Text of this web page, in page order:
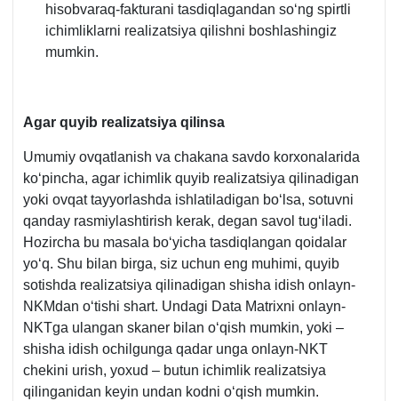
hisobvaraq-fakturani tasdiqlagandan soʻng spirtli
ichimliklarni realizatsiya qilishni boshlashingiz
mumkin.
Agar quyib realizatsiya qilinsa
Umumiy ovqatlanish va chakana savdo korхonalarida
koʻpincha, agar ichimlik quyib realizatsiya qilinadigan
yoki ovqat tayyorlashda ishlatiladigan boʻlsa, sotuvni
qanday rasmiylashtirish kerak, degan savol tugʻiladi.
Hozircha bu masala boʻyicha tasdiqlangan qoidalar
yoʻq. Shu bilan birga, siz uchun eng muhimi, quyib
sotishda realizatsiya qilinadigan shisha idish onlayn-
NKMdan oʻtishi shart. Undagi Data Matrixni onlayn-
NKTga ulangan skaner bilan oʻqish mumkin, yoki –
shisha idish ochilgunga qadar unga onlayn-NKT
chekini urish, yoхud – butun ichimlik realizatsiya
qilinganidan keyin undan kodni oʻqish mumkin.